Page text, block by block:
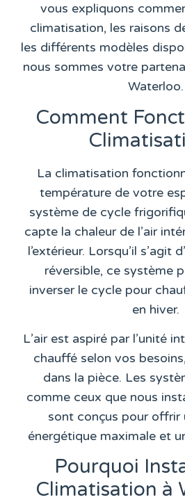
vous expliquons
climatisation, les raisons
les différents modèles
nous sommes votre
Waterloo.
Comment
La climatisation
température de votre
système de cycle
capte la chaleur de l’air
l’extérieur. Lorsqu’il s’agit
réversible, ce système
inverser le cycle pour
en hiver.
L’air est aspiré par l’unité
chauffé selon vos
dans la pièce. Les
comme ceux que nous
sont conçus pour
énergétique maximale et
Pourquoi
Climatisation à